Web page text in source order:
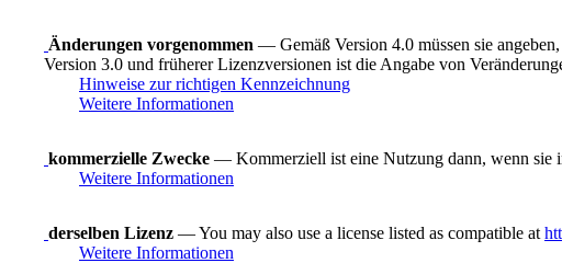
Änderungen vorgenommen — Gemäß Version 4.0 müssen sie
Version 3.0 und früherer Lizenzversionen ist die Angabe von
Hinweise zur richtigen Kennzeichnung
Weitere Informationen
kommerzielle Zwecke — Kommerziell ist eine Nutzung dann, wenn sie
Weitere Informationen
derselben Lizenz — You may also use a license listed as compatible at
Weitere Informationen